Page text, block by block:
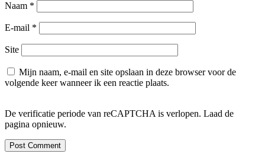
Naam *
E-mail *
Site
Mijn naam, e-mail en site opslaan in deze browser voor de
volgende keer wanneer ik een reactie plaats.
De verificatie periode van reCAPTCHA is verlopen. Laad de
pagina opnieuw.